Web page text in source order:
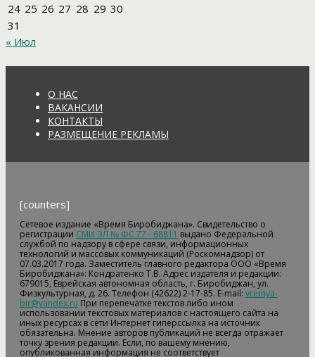
24 25 26 27 28 29 30
31
« Июл
О НАС
ВАКАНСИИ
КОНТАКТЫ
РАЗМЕЩЕНИЕ РЕКЛАМЫ
[counters]
Сетевое издание «Время Биробиджана». Свидетельство о
регистрации СМИ ЭЛ № ФС 77 - 68811 выдано Федеральной
службой по надзору в сфере связи, информационных
технологий и массовых коммуникаций (Роскомнадзор) от
07.03.2017 года. Заместитель главного редактора ООО «Время
Биробиджана»: Кондратенко Т.В. Адрес издателя и редакции:
679015, Еврейская автономная область, г. Биробиджан, ул.
Физкультурная, д. 26. Телефон (42622) 2-17-85. E-mail: vremya-
bir@yandex.ru При перепечатке текстов либо ином
использовании текстовых материалов с настоящего сайта на
иных ресурсах в сети Интернет гиперссылка на источник
обязательна. Мнение авторов публикаций не всегда отражает
точку зрения редакции. Если, по вашему мнению,
опубликованная информация не соответствует